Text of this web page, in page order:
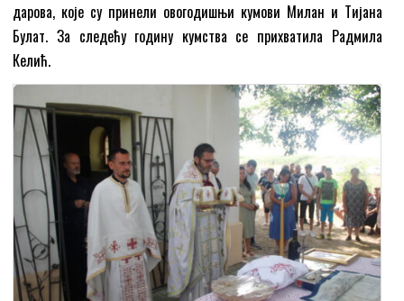
дарова, које су принели овогодишњи кумови Милан и Тијана
Булат. За следећу годину кумства се прихватила Радмила
Келић.